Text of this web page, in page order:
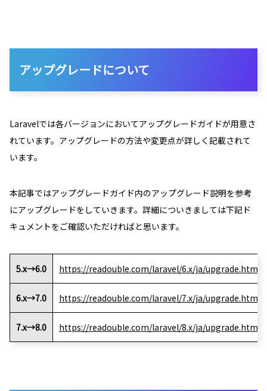
アップグレードについて
Laravelでは各バージョンにおいてアップグレードガイドが用意さ
れています。アップグレードの方法や変更点が詳しく記載されて
います。
本記事ではアップグレードガイド内のアップグレード説明を参考
にアップグレードをしていきます。詳細についきましては下記ド
キュメントをご確認いただければと思います。
5.x→6.0 https://readouble.com/laravel/6.x/ja/upgrade.html
6.x→7.0 https://readouble.com/laravel/7.x/ja/upgrade.html
7.x→8.0 https://readouble.com/laravel/8.x/ja/upgrade.html